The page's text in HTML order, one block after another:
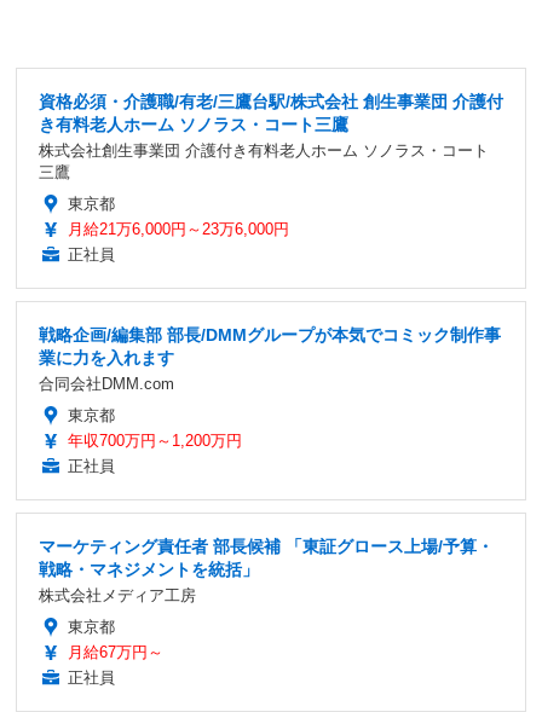
資格必須・介護職/有老/三鷹台駅/株式会社 創生事業団 介護付
き有料老人ホーム ソノラス・コート三鷹
株式会社創生事業団 介護付き有料老人ホーム ソノラス・コート
三鷹
東京都
月給21万6,000円～23万6,000円
正社員
戦略企画/編集部 部長/DMMグループが本気でコミック制作事
業に力を入れます
合同会社DMM.com
東京都
年収700万円～1,200万円
正社員
マーケティング責任者 部長候補 「東証グロース上場/予算・
戦略・マネジメントを統括」
株式会社メディア工房
東京都
月給67万円～
正社員